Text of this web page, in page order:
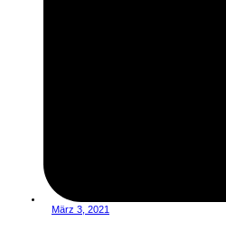
März 3, 2021